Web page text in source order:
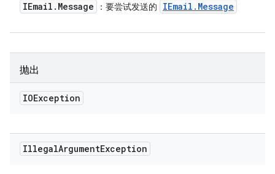
IEmail . Message ：要尝试发送的 IEmail . Message
抛出
IOException
IllegalArgumentException